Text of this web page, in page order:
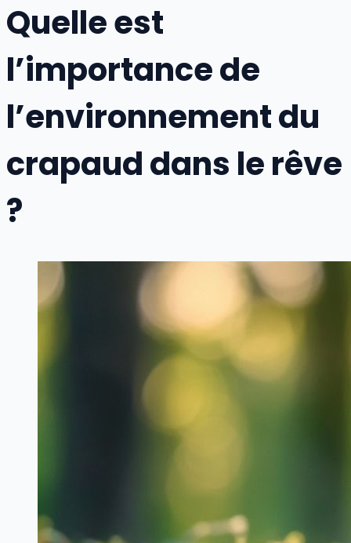
Quelle est
l’importance de
l’environnement du
crapaud dans le rêve
?